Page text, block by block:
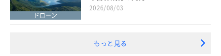
ドローン
2026/08/03
もっと見る